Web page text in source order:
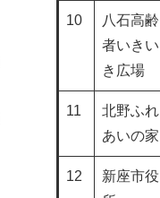
10
八石高齢
者いきい
き広場
11
北野ふれ
あいの家
12
新座市役